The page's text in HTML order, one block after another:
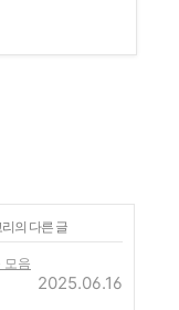
의 다른 글
모음
2025.06.16